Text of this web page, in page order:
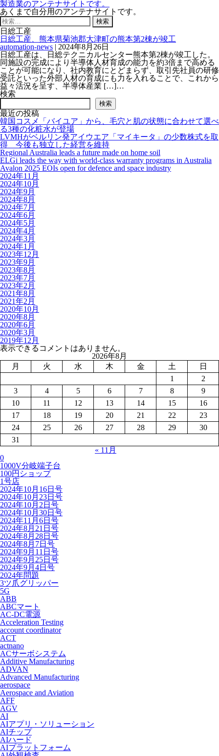
製造業のアンテナサイトです。
あくまで自分用のアンテナサイトです。
検
索:
日総工産
日総工産、熊本県菊池郡大津町の熊本第2棟が竣工
automation-news | 2024年8月26日
日総工産は、日総テクニカルセンター熊本第2棟が竣工した。
同施設の完成により半導体人材育成の能力を約3倍まで高める
ことが可能になり、社内教育にとどまらず、取引先社員の研修
受託といった外部人材の育成にも力を入れることで、これから
益々活況を呈す、半導体産業 […]…
検索
検索
最近の投稿
韓国コスメ「バイユア」から、毛穴と肌の状態に合わせて選べ
る3種の化粧水が登場
LVMHがベルリン発アイウエア「マイキータ」の少数株式を取
得 今後も独立した経営を維持
Regional Australia leads a future made on home soil
ELGi leads the way with world-class warranty programs in Australia
Avalon 2025 EOIs open for defence and space industry
2024年11月
2024年10月
2024年9月
2024年8月
2024年7月
2024年6月
2024年5月
2024年4月
2024年3月
2024年1月
2023年12月
2023年9月
2023年8月
2023年7月
2023年2月
2021年8月
2021年2月
2020年10月
2020年8月
2020年6月
2020年3月
2019年12月
表示できるコメントはありません。
2026年8月
月
火 水 木 金 土
日
1
2
3
4 5 6 7 8
9
10
11 12 13 14 15
16
17
18 19 20 21 22
23
24
25 26 27 28 29
30
31
« 11月
0
1000V分岐端子台
100円ショップ
1号店
2024年10月16日号
2024年10月23日号
2024年10月2日号
2024年10月30日号
2024年11月6日号
2024年8月21日号
2024年8月28日号
2024年8月7日号
2024年9月11日号
2024年9月25日号
2024年9月4日号
2024年問題
3ツ爪グリッパー
5G
ABB
ABCマート
AC-DC電源
Acceleration Testing
account coordinator
ACT
actnano
ACサーボシステム
Additive Manufacturing
ADVAN
Advanced Manufacturing
aerospace
Aerospace and Aviation
AFF
AGV
AI
AIアプリ・ソリューション
AIチップ
AIハード
AIプラットフォーム